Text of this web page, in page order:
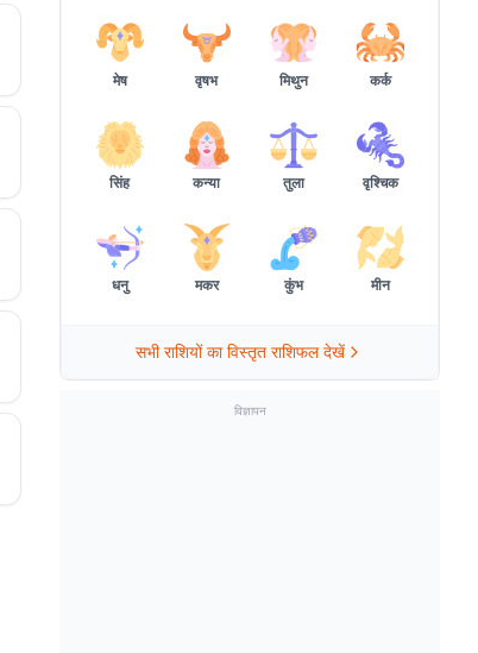
मेष वृषभ मिथुन कर्क
सिंह कन्या तुला वृश्चिक
धनु मकर कुंभ मीन
सभी राशियों का विस्तृत राशिफल देखें
विज्ञापन